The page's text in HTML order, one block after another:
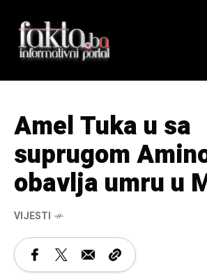
Amel Tuka u sa
suprugom
obavlja umru u
VIJESTI